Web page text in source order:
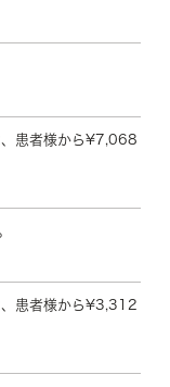
、患者様から¥7,068
、患者様から¥3,312